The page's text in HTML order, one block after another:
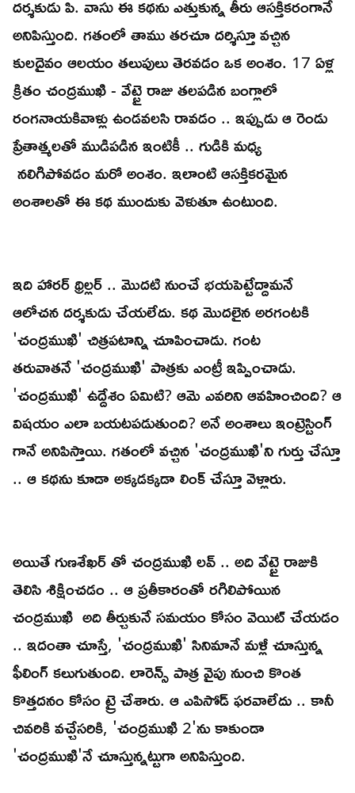
అనిపిస్తుంది. గతంలో తాము తరచూ దర్శిస్తూ వచ్చిన
కులదైవం ఆలయం తలుపులు తెరవడం ఒక అంశం. 17 ఏళ్ల
క్రితం చంద్రముఖి - వేట్టై రాజు తలపడిన బంగ్లాలో
రంగనాయకివాళ్లు ఉండవలసి రావడం .. ఇప్పుడు ఆ రెండు
ప్రేతాత్మలతో ముడిపడిన ఇంటికీ .. గుడికి మధ్య
నలిగిపోవడం మరో అంశం. ఇలాంటి ఆసక్తికరమైన
అంశాలతో ఈ కథ ముందుకు వెళుతూ ఉంటుంది.
ఇది హారర్ థ్రిల్లర్ .. మొదటి నుంచే భయపెట్టేద్దామనే
ఆలోచన దర్శకుడు చేయలేదు. కథ మొదలైన అరగంటకి
'చంద్రముఖి' చిత్రపటాన్ని చూపించాడు. గంట
తరువాతనే 'చంద్రముఖి' పాత్రకు ఎంట్రీ ఇప్పించాడు.
'చంద్రముఖి' ఉద్దేశం ఏమిటి? ఆమె ఎవరిని ఆవహించింది? ఆ
విషయం ఎలా బయటపడుతుంది? అనే అంశాలు ఇంట్రెస్టింగ్
గానే అనిపిస్తాయి. గతంలో వచ్చిన 'చంద్రముఖి'ని గుర్తు చేస్తూ
.. ఆ కథను కూడా అక్కడక్కడా లింక్ చేస్తూ వెళ్లారు.
అయితే గుణశేఖర్ తో చంద్రముఖి లవ్ .. అది వేట్టై రాజుకి
తెలిసి శిక్షించడం .. ఆ ప్రతీకారంతో రగిలిపోయిన
చంద్రముఖి అది తీర్చుకునే సమయం కోసం వెయిట్ చేయడం
.. ఇదంతా చూస్తే, 'చంద్రముఖి' సినిమానే మళ్లీ చూస్తున్న
ఫీలింగ్ కలుగుతుంది. లారెన్స్ పాత్ర వైపు నుంచి కొంత
కొత్తదనం కోసం ట్రై చేశారు. ఆ ఎపిసోడ్ ఫరవాలేదు .. కానీ
చివరికి వచ్చేసరికి, 'చంద్రముఖి 2'ను కాకుండా
'చంద్రముఖి'నే చూస్తున్నట్టుగా అనిపిస్తుంది.